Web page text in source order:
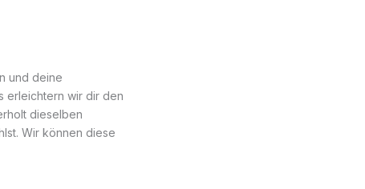
und deine
erleichtern wir dir den
dieselben
Wir können diese